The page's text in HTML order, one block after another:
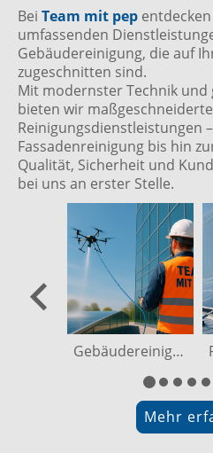
Bei Team mit pep
umfassenden
Gebäudereinigung, die auf
zugeschnitten sind.
Mit modernster Technik und
bieten wir maßgeschneiderte
Reinigungsdienstleistungen
Fassadenreinigung bis hin
Qualität, Sicherheit und
bei uns an erster Stelle.
Gebäudereinigung mit Drohnentechnologie
Mehr